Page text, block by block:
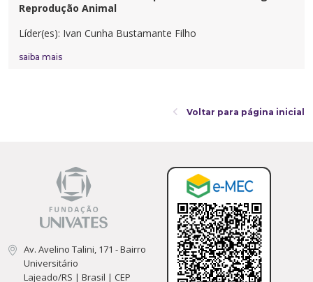
Cursos de Idiomas
Residências Médicas
Diplomados
Trabalhe Conosco
Univates & Você - Comunidade
Orquestra Gustavo Adolfo Univates
Escolas
Reprodução Animal
Líder(es): Ivan Cunha Bustamante Filho
saiba mais
Voltar para página inicial
Av. Avelino Talini, 171 - Bairro
Universitário
Lajeado/RS | Brasil | CEP